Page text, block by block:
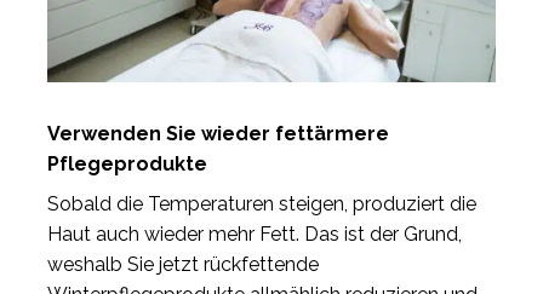
Verwenden Sie wieder fettärmere
Pflegeprodukte
Sobald die Temperaturen steigen, produziert die
Haut auch wieder mehr Fett. Das ist der Grund,
weshalb Sie jetzt rückfettende